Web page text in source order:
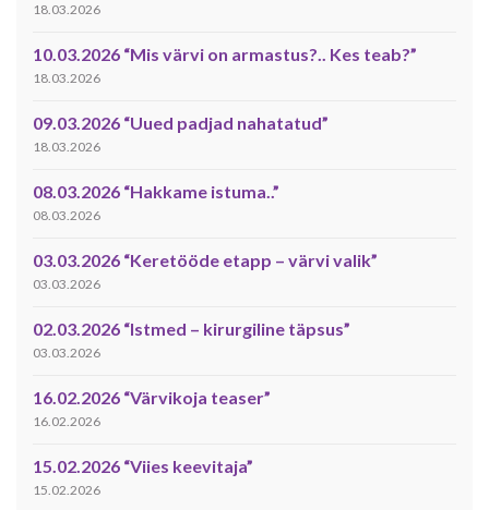
18.03.2026
10.03.2026 “Mis värvi on armastus?.. Kes teab?”
18.03.2026
09.03.2026 “Uued padjad nahatatud”
18.03.2026
08.03.2026 “Hakkame istuma..”
08.03.2026
03.03.2026 “Keretööde etapp – värvi valik”
03.03.2026
02.03.2026 “Istmed – kirurgiline täpsus”
03.03.2026
16.02.2026 “Värvikoja teaser”
16.02.2026
15.02.2026 “Viies keevitaja”
15.02.2026